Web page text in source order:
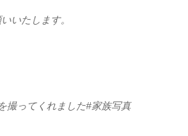
いたします。
撮ってくれました#家族写真